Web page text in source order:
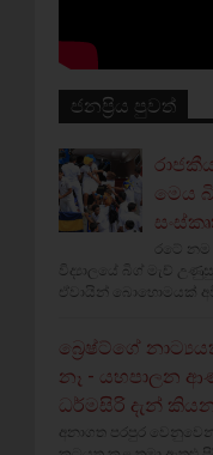
ජනප්‍රිය පුවත්
මෙය
රටේ නම
විද්‍යාලයේ බිග් මැච්
ඒවායින් බොහොමයක්
බ්‍රෙෂ්ට්ගේ
නෑ - යහපාලන
ධර්මසිරි දැන්
අනාගත පරපුර